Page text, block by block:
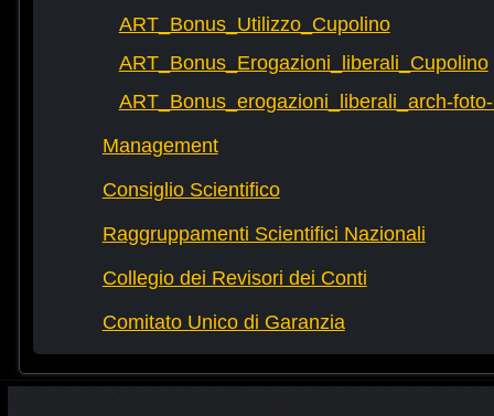
ART_Bonus_Utilizzo_Cupolino
ART_Bonus_Erogazioni_liberali_Cupolino
ART_Bonus_erogazioni_liberali_arch-
Management
Consiglio Scientifico
Raggruppamenti Scientifici Nazionali
Collegio dei Revisori dei Conti
Comitato Unico di Garanzia